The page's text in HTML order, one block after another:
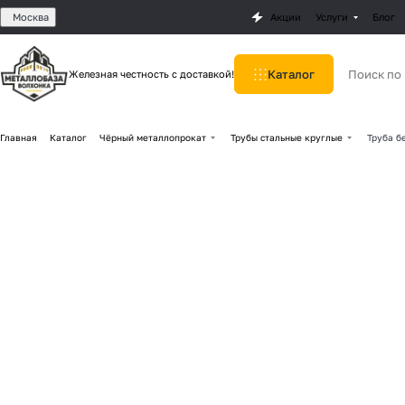
Москва Акции Услуги Блог
Железная честность с доставкой! Каталог
Главная Каталог Чёрный металлопрокат Трубы стальные круглые Труба